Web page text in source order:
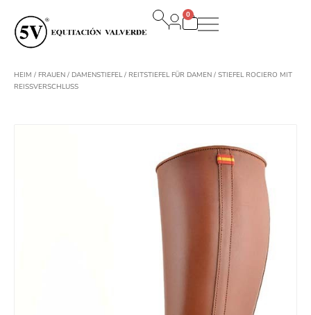
Inhalt
springen
0
Warenkorb
HEIM / FRAUEN / DAMENSTIEFEL/ REITSTIEFEL FÜR DAMEN / STIEFEL ROCIERO MIT
REISSVERSCHLUSS